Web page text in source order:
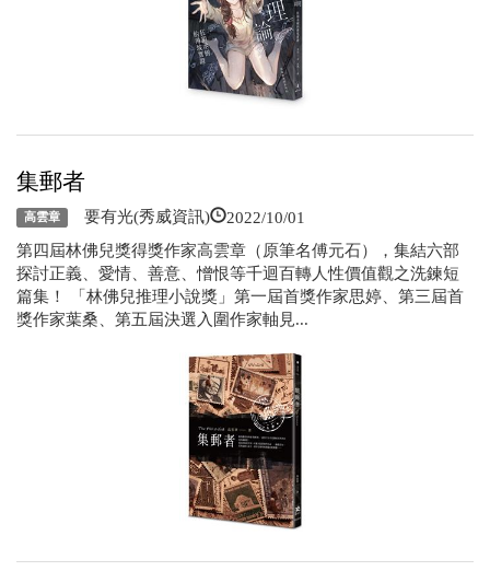
集郵者
高雲章 要有光(秀威資訊) 2022/10/01
第四屆林佛兒獎得獎作家高雲章（原筆名傅元石），集結六部
探討正義、愛情、善意、憎恨等千迴百轉人性價值觀之洗鍊短
篇集！ 「林佛兒推理小說獎」第一屆首獎作家思婷、第三屆首
獎作家葉桑、第五屆決選入圍作家軸見...